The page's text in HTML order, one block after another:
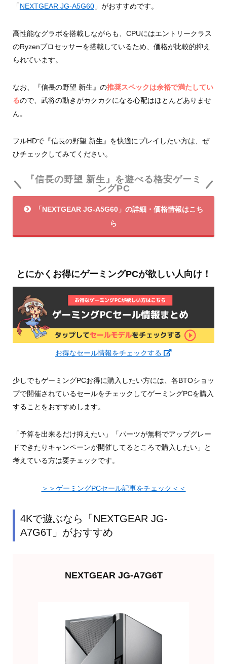
「NEXTGEAR JG-A5G60」がおすすめです。
高性能なグラボを搭載しながらも、CPUにはエントリークラス
のRyzenプロセッサーを搭載しているため、価格が比較的抑え
られています。
なお、『信長の野望 新生』の推奨スペックは余裕で満たしてい
るので、武将の動きがカクカクになる心配はほとんどありませ
ん。
フルHDで『信長の野望 新生』を快適にプレイしたい方は、ぜ
ひチェックしてみてください。
『信長の野望 新生』を遊べる格安ゲーミ
ングPC
「NEXTGEAR JG-A5G60」の詳細・価格情報はこち
ら
とにかくお得にゲーミングPCが欲しい人向け！
お得なセール情報をチェックする
少しでもゲーミングPCお得に購入したい方には、各BTOショッ
プで開催されているセールをチェックしてゲーミングPCを購入
することをおすすめします。
「予算を出来るだけ抑えたい」「パーツが無料でアップグレー
ドできたりキャンペーンが開催してるところで購入したい」と
考えている方は要チェックです。
＞＞ゲーミングPCセール記事をチェック＜＜
4Kで遊ぶなら「NEXTGEAR JG-
A7G6T」がおすすめ
NEXTGEAR JG-A7G6T